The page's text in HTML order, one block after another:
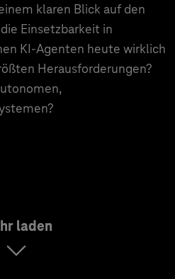
klaren Blick auf den
Einsetzbarkeit in
KI-Agenten heute wirklich
Herausforderungen?
laden